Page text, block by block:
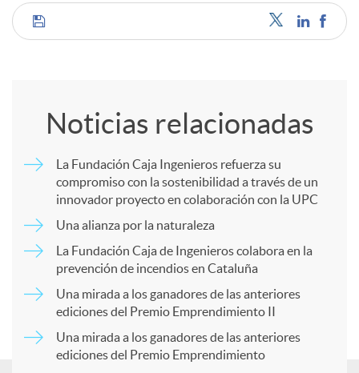
n
d
o
C
m
a
r
t
Noticias relacionadas
La Fundación Caja Ingenieros refuerza su
compromiso con la sostenibilidad a través de un
innovador proyecto en colaboración con la UPC
Una alianza por la naturaleza
La Fundación Caja de Ingenieros colabora en la
prevención de incendios en Cataluña
Una mirada a los ganadores de las anteriores
ediciones del Premio Emprendimiento II
Una mirada a los ganadores de las anteriores
ediciones del Premio Emprendimiento